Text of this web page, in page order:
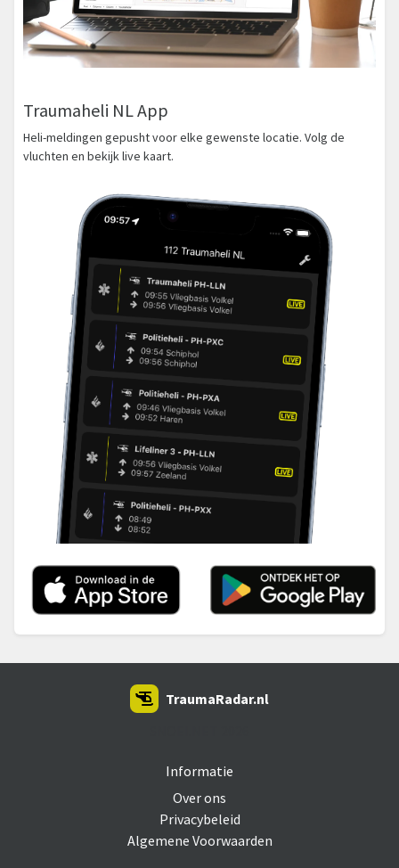
Traumaheli NL App
Heli-meldingen gepusht voor elke gewenste locatie. Volg de
vluchten en bekijk live kaart.
Informatie
Over ons
Privacybeleid
Algemene Voorwaarden
TraumaRadar.nl